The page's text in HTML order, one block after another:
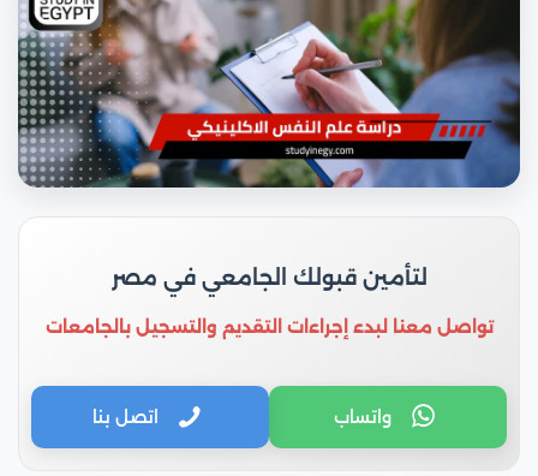
لتأمين قبولك الجامعي في مصر
تواصل معنا لبدء إجراءات التقديم والتسجيل بالجامعات
واتساب اتصل بنا